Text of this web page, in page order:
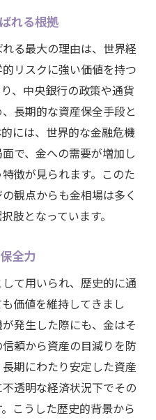
れる根拠
る最大の理由は、世界経
リスクに強い価値を持つ
、中央銀行の政策や通貨
長期的な資産保全手段と
には、世界的な金融危機
で、金への需要が増加し
徴が見られます。このた
観点からも金相場は多く
肢となっています。
全力
て用いられ、歴史的に通
価値を維持してきまし
発生した際にも、金はそ
頼から資産の目減りを防
期にわたり安定した資産
透明な経済状況下でその
こうした歴史的背景から